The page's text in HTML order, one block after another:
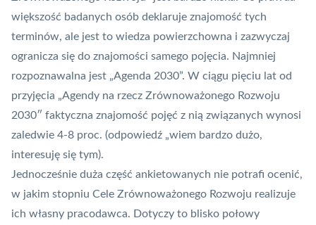
większość badanych osób deklaruje znajomość tych
terminów, ale jest to wiedza powierzchowna i zazwyczaj
ogranicza się do znajomości samego pojęcia. Najmniej
rozpoznawalna jest „Agenda 2030”. W ciągu pięciu lat od
przyjęcia „Agendy na rzecz Zrównoważonego Rozwoju
2030″ faktyczna znajomość pojęć z nią związanych wynosi
zaledwie 4-8 proc. (odpowiedź „wiem bardzo dużo,
interesuję się tym).
Jednocześnie duża część ankietowanych nie potrafi ocenić,
w jakim stopniu Cele Zrównoważonego Rozwoju realizuje
ich własny pracodawca. Dotyczy to blisko połowy